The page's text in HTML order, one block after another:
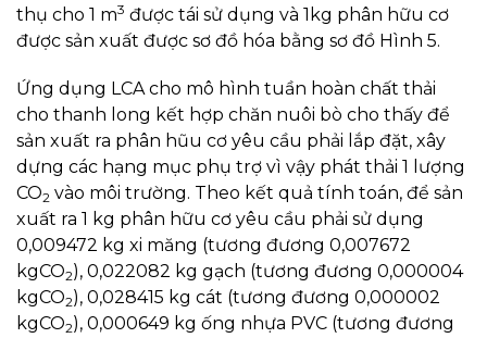
thụ cho 1 m3 được tái sử dụng và 1kg phân hữu cơ
được sản xuất được sơ đồ hóa bằng sơ đồ Hình 5.
Ứng dụng LCA cho mô hình tuần hoàn chất thải
cho thanh long kết hợp chăn nuôi bò cho thấy để
sản xuất ra phân hũu cơ yêu cầu phải lắp đặt, xây
dựng các hạng mục phụ trợ vì vậy phát thải 1 lượng
CO2 vào môi trường. Theo kết quả tính toán, để sản
xuất ra 1 kg phân hữu cơ yêu cầu phải sử dụng
0,009472 kg xi măng (tương đương 0,007672
kgCO2), 0,022082 kg gạch (tương đương 0,000004
kgCO2), 0,028415 kg cát (tương đương 0,000002
kgCO2), 0,000649 kg ống nhựa PVC (tương đương